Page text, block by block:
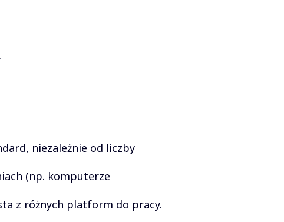
niezależnie od liczby
(np. komputerze
z różnych platform do pracy.